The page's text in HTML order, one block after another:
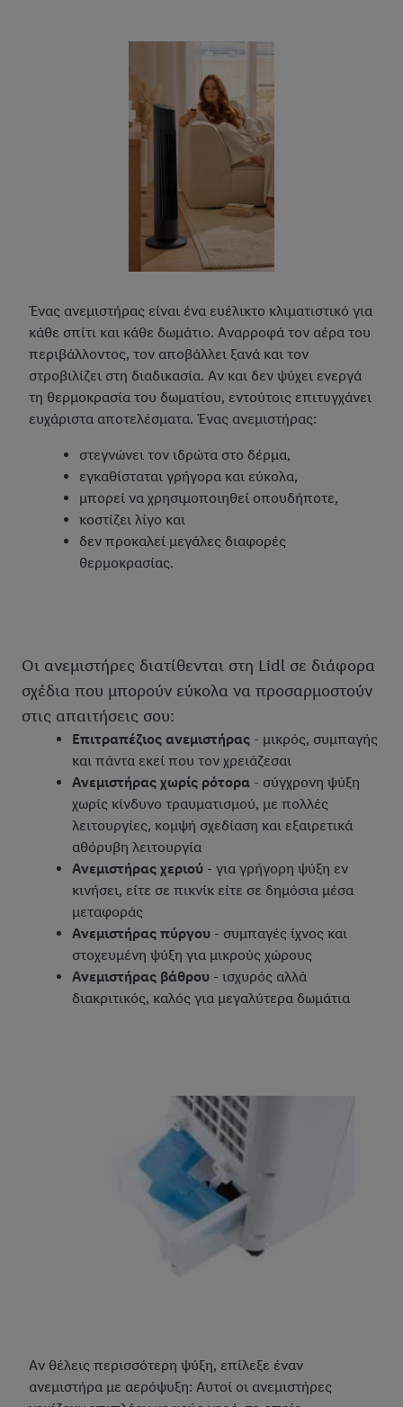
Ένας ανεμιστήρας είναι ένα ευέλικτο κλιματιστικό για
κάθε σπίτι και κάθε δωμάτιο. Αναρροφά τον αέρα του
περιβάλλοντος, τον αποβάλλει ξανά και τον
στροβιλίζει στη διαδικασία. Αν και δεν ψύχει ενεργά
τη θερμοκρασία του δωματίου, εντούτοις επιτυγχάνει
ευχάριστα αποτελέσματα. Ένας ανεμιστήρας:
στεγνώνει τον ιδρώτα στο δέρμα,
εγκαθίσταται γρήγορα και εύκολα,
μπορεί να χρησιμοποιηθεί οπουδήποτε,
κοστίζει λίγο και
δεν προκαλεί μεγάλες διαφορές
θερμοκρασίας.
Οι ανεμιστήρες διατίθενται στη Lidl σε διάφορα
σχέδια που μπορούν εύκολα να προσαρμοστούν
στις απαιτήσεις σου:
Επιτραπέζιος ανεμιστήρας - μικρός, συμπαγής
και πάντα εκεί που τον χρειάζεσαι
Ανεμιστήρας χωρίς ρότορα - σύγχρονη ψύξη
χωρίς κίνδυνο τραυματισμού, με πολλές
λειτουργίες, κομψή σχεδίαση και εξαιρετικά
αθόρυβη λειτουργία
Ανεμιστήρας χεριού - για γρήγορη ψύξη εν
κινήσει, είτε σε πικνίκ είτε σε δημόσια μέσα
μεταφοράς
Ανεμιστήρας πύργου - συμπαγές ίχνος και
στοχευμένη ψύξη για μικρούς χώρους
Ανεμιστήρας βάθρου - ισχυρός αλλά
διακριτικός, καλός για μεγαλύτερα δωμάτια
Αν θέλεις περισσότερη ψύξη, επίλεξε έναν
ανεμιστήρα με αερόψυξη: Αυτοί οι ανεμιστήρες